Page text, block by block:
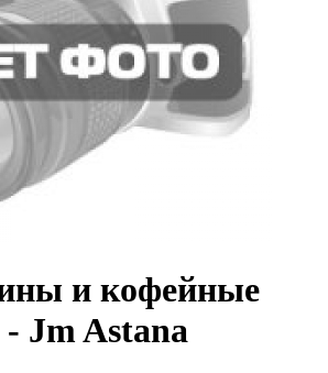
и кофейные
Jm Astana